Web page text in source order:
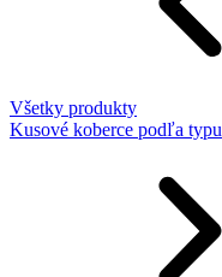
Všetky produkty
Kusové koberce podľa typu